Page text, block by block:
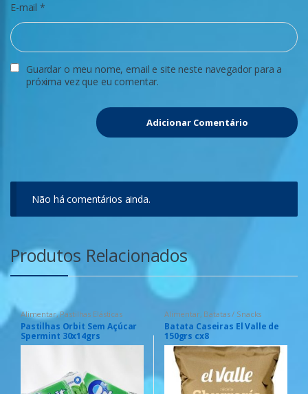
E-mail*
Guardar o meu nome, email e site neste navegador para a
próxima vez que eu comentar.
Não há comentários ainda.
Produtos Relacionados
Alimentar,Pastilhas Elásticas
Pastilhas Orbit Sem Açúcar
Spermint 30x14grs
Alimentar, Batatas / Snacks
Batata Caseiras El Valle de
150grs cx8